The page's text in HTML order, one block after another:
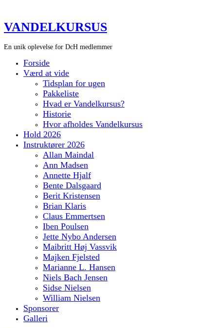
VANDELKURSUS
En unik oplevelse for DcH medlemmer
Forside
Værd at vide
Tidsplan for ugen
Pakkeliste
Hvad er Vandelkursus?
Historie
Hvor afholdes Vandelkursus
Hold 2026
Instruktører 2026
Allan Maindal
Ann Madsen
Annette Hjalf
Bente Dalsgaard
Berit Kristensen
Brian Klaris
Claus Emmertsen
Iben Poulsen
Jette Nybo Andersen
Maibritt Høj Vassvik
Majken Fjelsted
Marianne L. Hansen
Niels Bach Jensen
Sidse Nielsen
William Nielsen
Sponsorer
Galleri